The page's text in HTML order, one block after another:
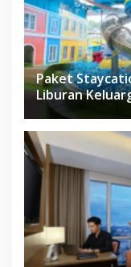
Paket
Liburan
Herloom Hotel